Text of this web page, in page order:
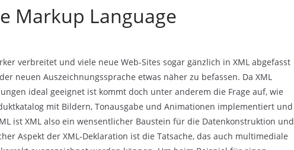
Markup Language
verbreitet und viele neue Web-Sites sogar gänzlich in XML abgefasst
neuen Auszeichnungssprache etwas näher zu befassen. Da XML
ideal geeignet ist kommt doch unter anderem die Frage auf, wie
mit Bildern, Tonausgabe und Animationen implementiert und
ist XML also ein wensentlicher Baustein für die Datenkonstruktion und
Aspekt der XML-Deklaration ist die Tatsache, das auch multimediale